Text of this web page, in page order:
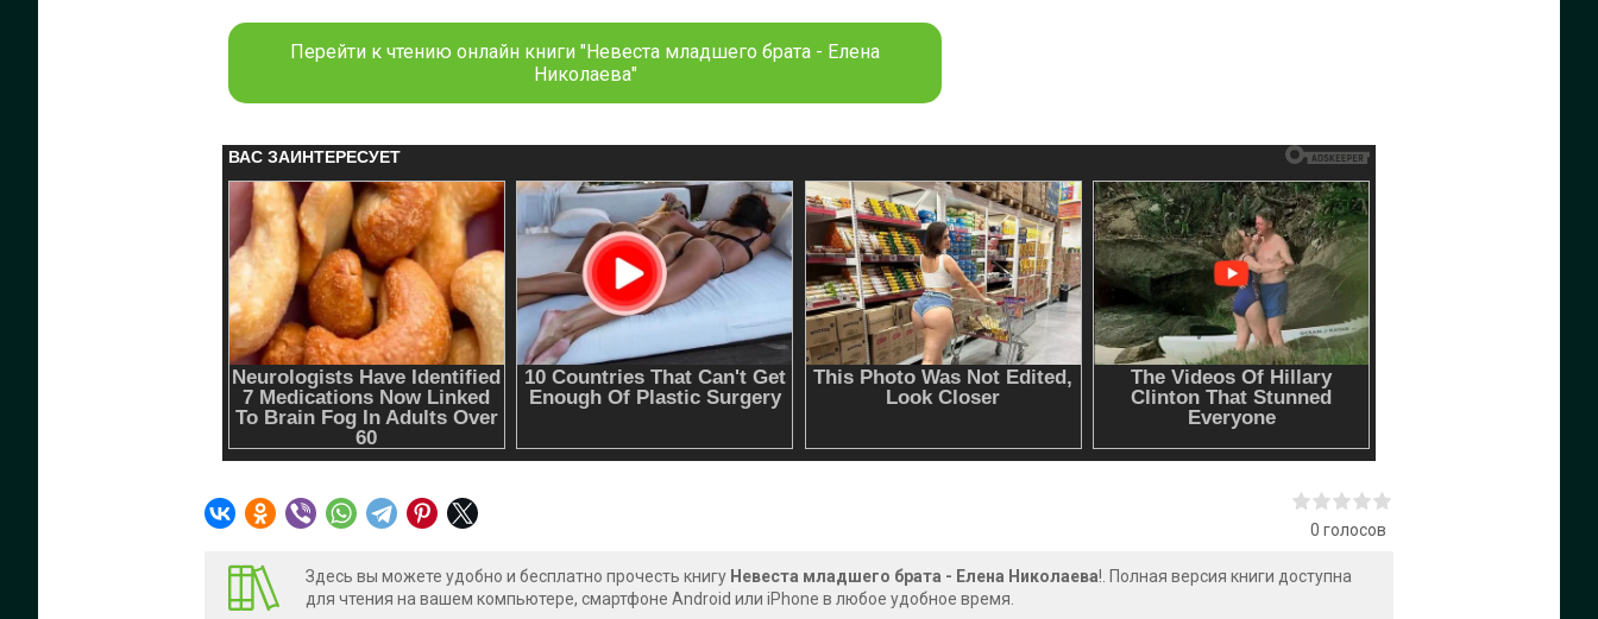
Перейти к чтению онлайн книги "Невеста младшего брата - Елена
Николаева"
0 голосов
Здесь вы можете удобно и бесплатно прочесть книгу Невеста младшего брата - Елена Николаева!. Полная версия книги доступна
для чтения на вашем компьютере, смартфоне Android или iPhone в любое удобное время.